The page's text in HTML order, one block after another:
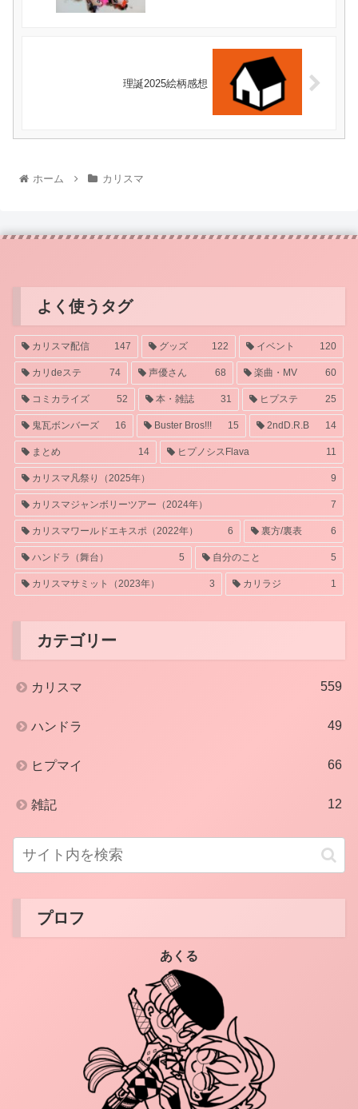
理誕2025絵柄感想
ホーム カリスマ
よく使うタグ
カリスマ配信 147 グッズ 122 イベント 120
カリdeステ 74 声優さん 68 楽曲・MV 60
コミカライズ 52 本・雑誌 31 ヒプステ 25
鬼瓦ボンバーズ 16 Buster Bros!!! 15 2ndD.R.B 14
まとめ 14 ヒプノシスFlava 11
カリスマ凡祭り（2025年） 9
カリスマジャンボリーツアー（2024年） 7
カリスマワールドエキスポ（2022年） 6 裏方/裏表 6
ハンドラ（舞台） 5 自分のこと 5
カリスマサミット（2023年） 3 カリラジ 1
カテゴリー
カリスマ 559
ハンドラ 49
ヒプマイ 66
雑記 12
プロフ
あくる